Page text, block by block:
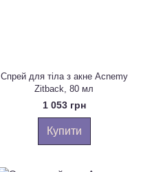
Спрей для тіла з акне Acnemy
Zitback, 80 мл
1 053 грн
Купити